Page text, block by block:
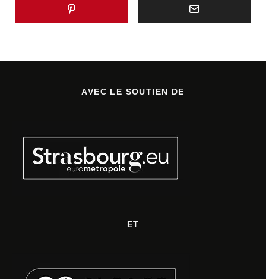
AVEC LE SOUTIEN DE
ET